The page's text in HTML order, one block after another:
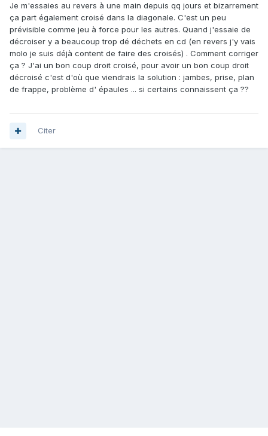
Je m'essaies au revers à une main depuis qq jours et bizarrement
ça part également croisé dans la diagonale. C'est un peu
prévisible comme jeu à force pour les autres. Quand j'essaie de
décroiser y a beaucoup trop dé déchets en cd (en revers j'y vais
molo je suis déjà content de faire des croisés) . Comment corriger
ça ? J'ai un bon coup droit croisé, pour avoir un bon coup droit
décroisé c'est d'où que viendrais la solution : jambes, prise, plan
de frappe, problème d' épaules ... si certains connaissent ça ??
Citer